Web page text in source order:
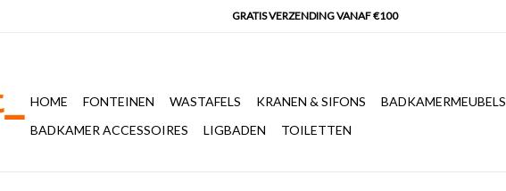
HOME FONTEINEN WASTAFELS KRANEN & SIFONS BADKAMERMEUBELS
BADKAMER ACCESSOIRES
LIGBADEN TOILETTEN